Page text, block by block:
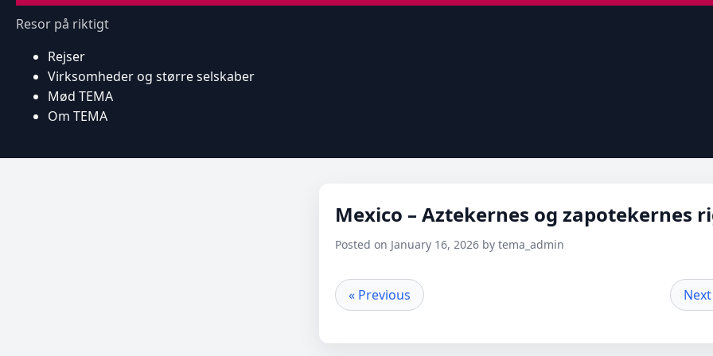
Resor på riktigt
Rejser
Virksomheder og større selskaber
Mød TEMA
Om TEMA
Mexico – Aztekernes og zapotekernes
Posted on January 16, 2026 by tema_admin
« Previous